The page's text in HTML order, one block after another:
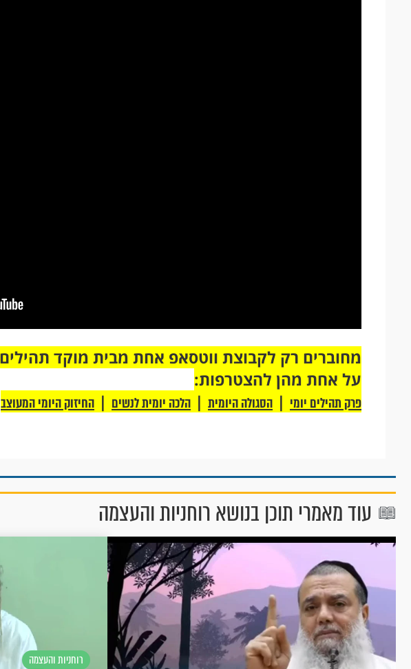
על אחת מהן להצטרפות:
פרק תהילים יומי | הסגולה היומית | הלכה יומית לנשים | החיזוק היומי המעוצב
עוד מאמרי תוכן בנושא רוחניות והעצמה
רוחניות והעצמה